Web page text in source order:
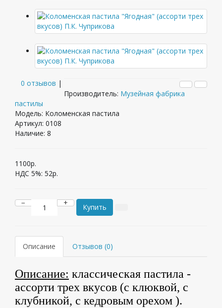
0 отзывов |
Производитель: Музейная фабрика
пастилы
Модель: Коломенская пастила
Артикул: 0108
Наличие: 8
1100р.
НДС 5%: 52р.
− + Купить
Описание Отзывов (0)
Описание: классическая пастила -
ассорти трех вкусов (с клюквой, с
клубникой, с кедровым орехом ).